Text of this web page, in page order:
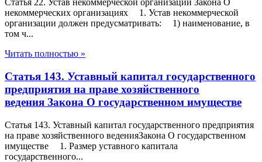
Статья 22. Устав некоммерческой организации Закона О
некоммерческих организациях 1. Устав некоммерческой
организации должен предусматривать: 1) наименование, в
том ч...
Читать полностью »
Статья 143. Уставный капитал государственного
предприятия на праве хозяйственного
ведения Закона О государственном имуществе
Статья 143. Уставный капитал государственного предприятия
на праве хозяйственного веденияЗакона О государственном
имуществе 1. Размер уставного капитала
государственного...